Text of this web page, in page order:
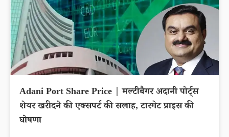
Adani Port Share Price | मल्टीबैगर अदानी पोर्ट्स
शेयर खरीदने की एक्सपर्ट की सलाह, टारगेट प्राइस की
घोषणा